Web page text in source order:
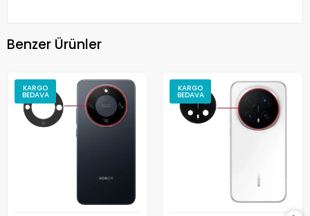
Benzer Ürünler
KARGO
BEDAVA
KARGO
BEDAVA